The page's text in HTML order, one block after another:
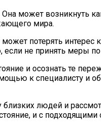
может возникнуть
мира.
потерять
если не принять меры
и осознать те
к специалисту и
людей и
и с подходящими